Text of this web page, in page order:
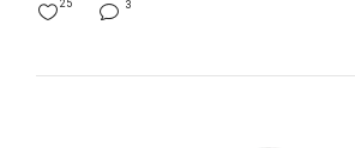
3
25